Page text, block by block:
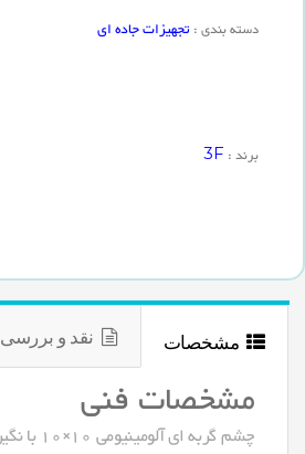
دسته بندی : تجهیزات جاده ای
برند : 3F
مشخصات نقد و بررسی
مشخصات فنی
چشم گربه ای آلومینیومی 10×10 با نگین شیشه